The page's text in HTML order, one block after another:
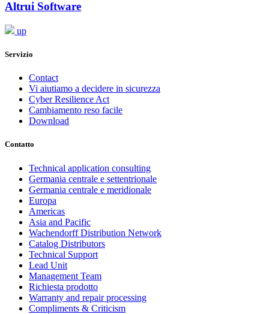
Altrui Software
up
Servizio
Contact
Vi aiutiamo a decidere in sicurezza
Cyber Resilience Act
Cambiamento reso facile
Download
Contatto
Technical application consulting
Germania centrale e settentrionale
Germania centrale e meridionale
Europa
Americas
Asia and Pacific
Wachendorff Distribution Network
Catalog Distributors
Technical Support
Lead Unit
Management Team
Richiesta prodotto
Warranty and repair processing
Compliments & Criticism